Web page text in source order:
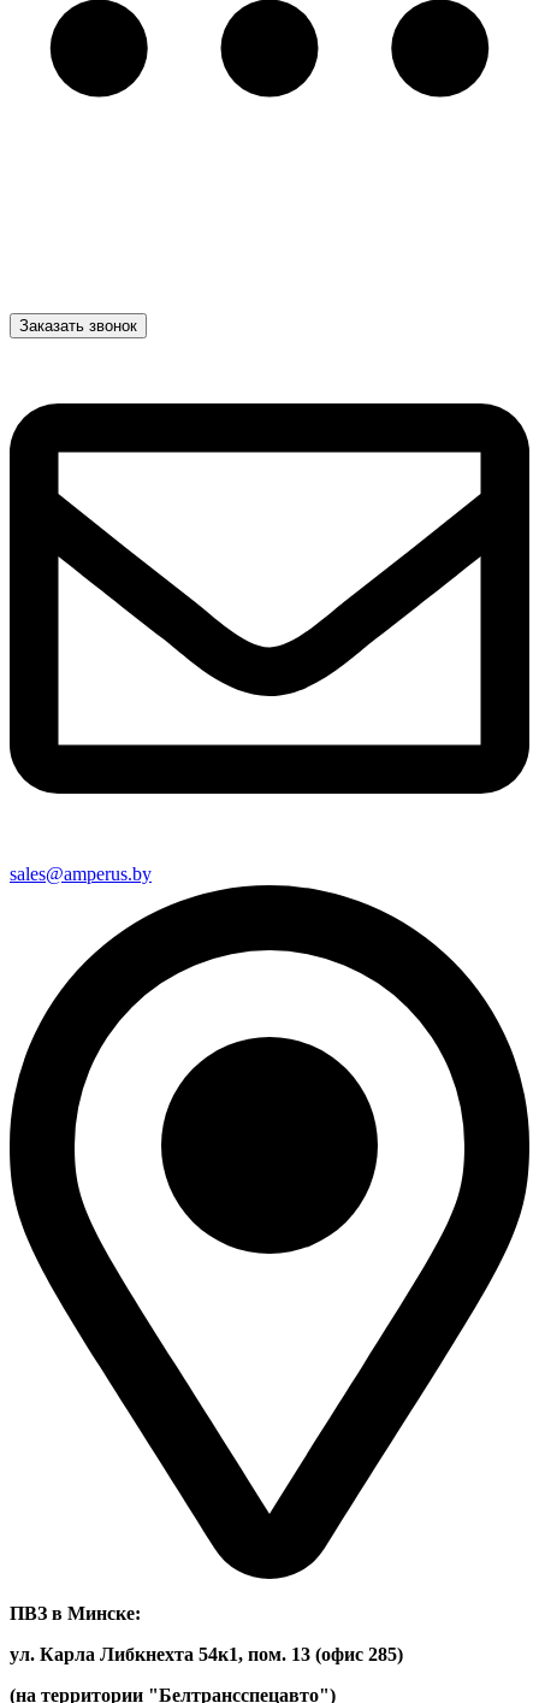
Заказать звонок
sales@amperus.by
ПВЗ в Минске:
ул. Карла Либкнехта 54к1, пом. 13 (офис 285)
(на территории "Белтрансспецавто")